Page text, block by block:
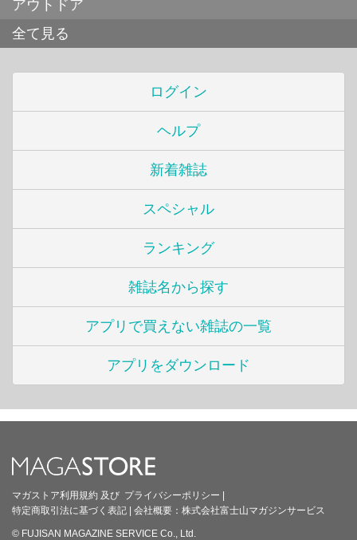
アウトドア
全て見る
ログイン
ヘルプ
新着雑誌
スペシャル
ランキング
雑誌名から探す
アプリで買えない雑誌の一覧
アプリをダウンロード
マガストア利用規約 及び プライバシーポリシー |
特定商取引法に基づく表記 | 会社概要： 株式会社富士山マガジンサービス
© FUJISAN MAGAZINE SERVICE Co., Ltd.